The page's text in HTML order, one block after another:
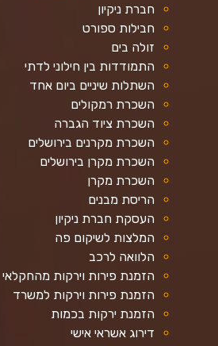
חברת ניקיון
חבילות ספורט
זולה בים
התמודדות בין חילוני לדתי
השתלות שיניים ביום אחד
השכרת רמקולים
השכרת ציוד הגברה
השכרת מקרנים בירושלים
השכרת מקרן בירושלים
השכרת מקרן
הריסת מבנים
העסקת חברת ניקיון
המלצות לשיקום פה
הלוואה לרכב
הזמנת פירות וירקות מהחקלאי
הזמנת פירות וירקות למשרד
הזמנת ירקות בכמות
דירוג אשראי אישי